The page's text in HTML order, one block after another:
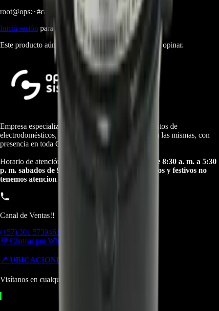
root@ops:~#cat RESEÑAS
Iniciá sesión para dejar una reseña.
Este producto aún no tiene reseñas. Sé el primero en opinar.
Empresa especializada en electrodomésticos, repuestos de
electrodomésticos, motos electricas y repuestos para las mismas, con
presencia en toda Colombia.
Horario de atención Call Center:
lunes a viernes de 8:30 a. m. a 5:30
p. m. sabados de 9:00 a. m. a 1:00 p. m. Domingos y festivos no
tenemos atencion online.
Canal de Ventas!!
(+57) 301 5739461
💬 Chatear por WhatsApp
📍 UBICACIONES Y SUCURSALES
Visítanos en cualquiera de nuestras tiendas